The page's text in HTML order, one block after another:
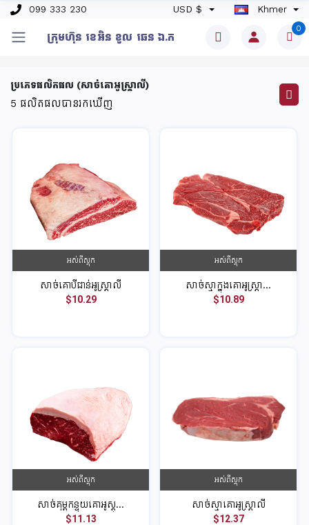
099 333 230 USD $ Khmer
ក្រុមហ៊ុន​ ខេអិន ខូល ឆេន​ ឯ.ក
0
ប្រភេទផលិតផល (សាច់គោអូស្ត្រាលី)
5 ផលិតផលបានរកឃើញ
អស់ពីស្តុក
សាច់គោបីជាន់អូស្ត្រាលី
$10.29
អស់ពីស្តុក
សាច់ស្មាក្នុងគោអូស្ត្រា...
$10.89
អស់ពីស្តុក
សាច់គុម្ពកន្ទុយគោអូស្ត្...
$11.13
អស់ពីស្តុក
សាច់ស្មាគោអូស្ត្រាលី
$12.37